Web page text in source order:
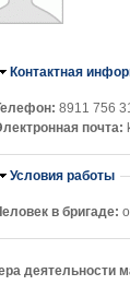
Убрать
Контактная
8911 756
почта:
Убрать
Условия работы
в бригаде:
деятельности